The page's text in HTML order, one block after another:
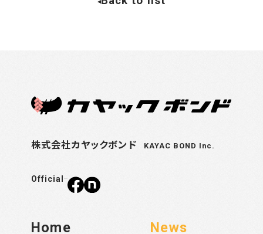
株式会社カヤックボンド KAYAC BOND Inc.
Official
Home News